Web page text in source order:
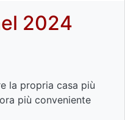
2024
la propria casa più
più conveniente